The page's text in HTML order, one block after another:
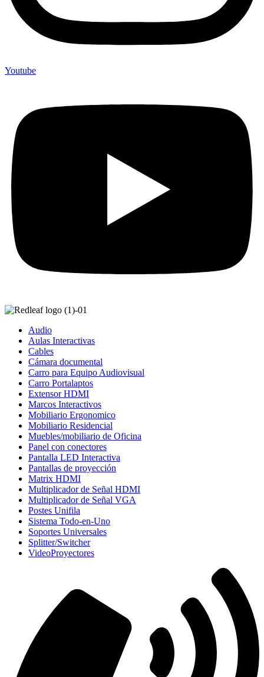
Youtube
Audio
Aulas Interactivas
Cables
Cámara documental
Carro para Equipo Audiovisual
Carro Portalaptos
Extensor HDMI
Marcos Interactivos
Mobiliario Ergonomico
Mobiliario Residencial
Muebles/mobiliario de Oficina
Panel con conectores
Pantalla LED Interactiva
Pantallas de proyección
Matrix HDMI
Multiplicador de Señal HDMI
Multiplicador de Señal VGA
Postes Unifila
Sistema Todo-en-Uno
Soportes Universales
Splitter/Switcher
VideoProyectores